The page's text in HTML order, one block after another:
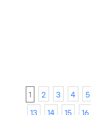
1 2 3 4 5
13
14 15 16